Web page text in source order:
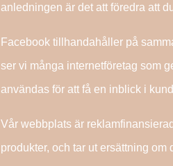
anledningen är det att föredra att
Facebook tillhandahåller på
ser vi många internetföretag som
användas för att få en inblick i
Vår webbplats är
produkter, och tar ut ersättning